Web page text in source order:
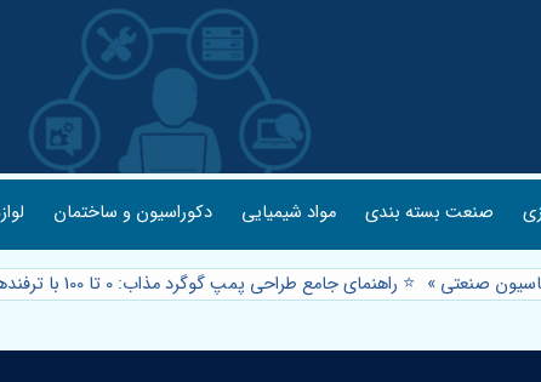
صنعت بسته بندی مواد شیمیایی دکوراسیون و ساختمان
صنعتی » ⭐️ راهنمای جامع طراحی پمپ گوگرد مذاب: 0 تا 100 با ترفندهای کلیدی ⚙️